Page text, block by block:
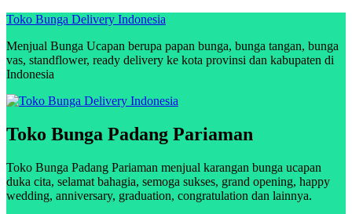
Skip
content
Toko Bunga Delivery Indonesia
Menjual Bunga Ucapan berupa papan bunga, bunga tangan, bunga
vas, standflower, ready delivery ke kota provinsi dan kabupaten di
Indonesia
Toko Bunga Padang Pariaman
Toko Bunga Padang Pariaman menjual karangan bunga ucapan
duka cita, selamat bahagia, semoga sukses, grand opening, happy
wedding, anniversary, graduation, congratulation dan lainnya.